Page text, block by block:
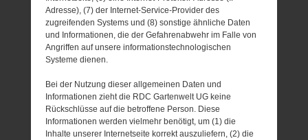
Adresse), (7) der Internet-Service-Provider des
zugreifenden Systems und (8) sonstige ähnliche Daten
und Informationen, die der Gefahrenabwehr im Falle von
Angriffen auf unsere informationstechnologischen
Systeme dienen.
Bei der Nutzung dieser allgemeinen Daten und
Informationen zieht die RDC Gartenwelt UG keine
Rückschlüsse auf die betroffene Person. Diese
Informationen werden vielmehr benötigt, um (1) die
Inhalte unserer Internetseite korrekt auszuliefern, (2) die